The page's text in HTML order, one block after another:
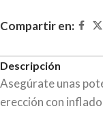
Compartir en:
Descripción
Asegúrate unas
erección con